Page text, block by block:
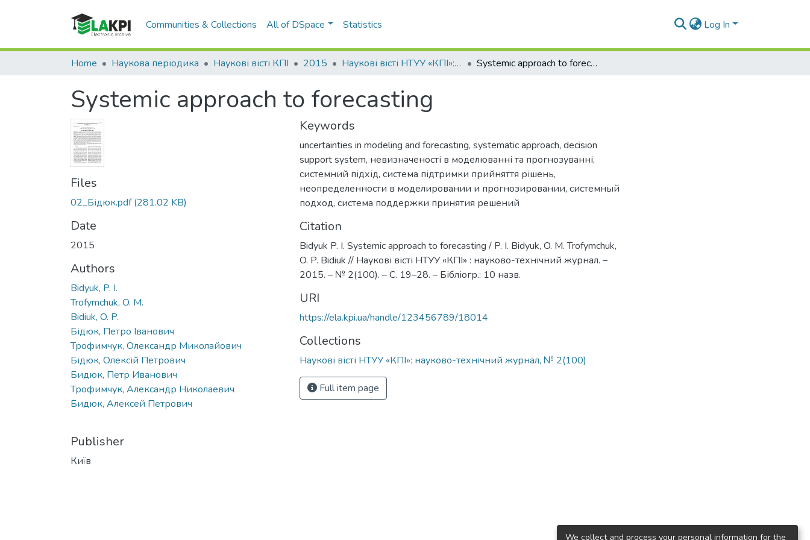
Communities & Collections All of DSpace Statistics Log In
Home Наукова періодика Наукові вісті КПІ 2015 Наукові вісті НТУУ «КПІ»: науково-технічний журнал, № 2(100) Systemic approach to forecasting
Systemic approach to forecasting
Files
02_Бідюк.pdf(281.02 KB)
Date
2015
Authors
Bidyuk, P. I.
Trofymchuk, O. M.
Bidiuk, O. P.
Бідюк, Петро Іванович
Трофимчук, Олександр Миколайович
Бідюк, Олексій Петрович
Бидюк, Петр Иванович
Трофимчук, Александр Николаевич
Бидюк, Алексей Петрович
Publisher
Київ
Keywords
uncertainties in modeling and forecasting, systematic approach, decision
support system, невизначеності в моделюванні та прогнозуванні,
системний підхід, система підтримки прийняття рішень,
неопределенности в моделировании и прогнозировании, системный
подход, система поддержки принятия решений
Citation
Bidyuk P. I. Systemic approach to forecasting / P. I. Bidyuk, O. M. Trofymchuk,
O. P. Bidiuk // Наукові вісті НТУУ «КПІ» : науково-технічний журнал. –
2015. – № 2(100). – С. 19–28. – Бібліогр.: 10 назв.
URI
https://ela.kpi.ua/handle/123456789/18014
Collections
Наукові вісті НТУУ «КПІ»: науково-технічний журнал, № 2(100)
Full item page
We collect and process your personal information for the